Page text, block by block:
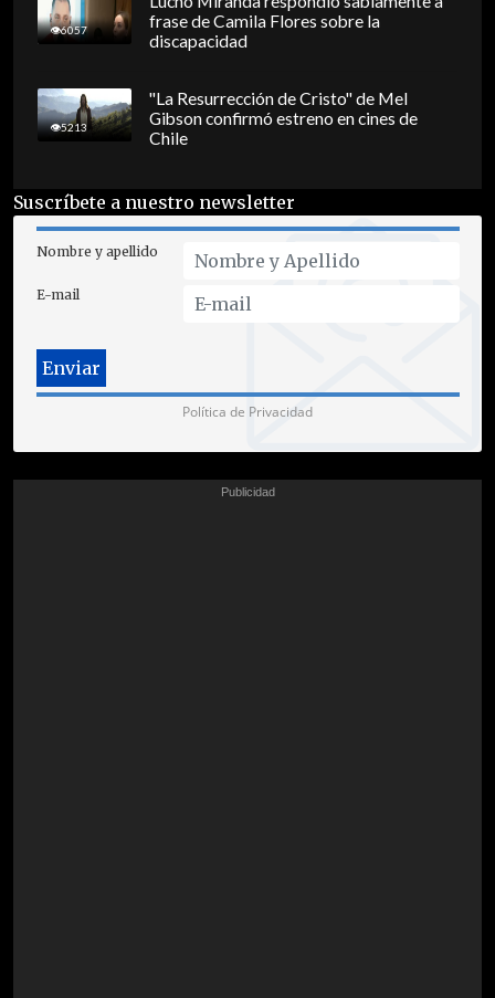
6057
frase de Camila Flores sobre la
discapacidad
5213
"La Resurrección de Cristo" de Mel
Gibson confirmó estreno en cines de
Chile
Suscríbete a nuestro newsletter
Nombre y apellido
E-mail
Política de Privacidad